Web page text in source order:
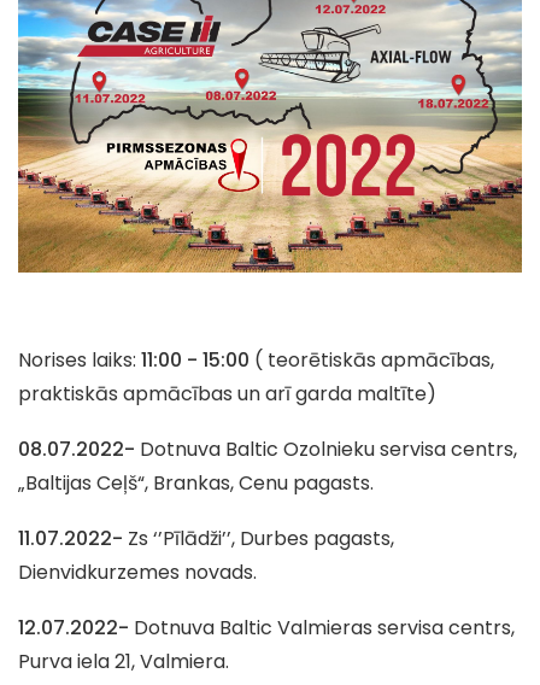
Norises laiks: 11:00 - 15:00 ( teorētiskās apmācības,
praktiskās apmācības un arī garda maltīte)
08.07.2022- Dotnuva Baltic Ozolnieku servisa centrs,
„Baltijas Ceļš“, Brankas, Cenu pagasts.
11.07.2022- Zs ‘’Pīlādži’’, Durbes pagasts,
Dienvidkurzemes novads.
12.07.2022- Dotnuva Baltic Valmieras servisa centrs,
Purva iela 21, Valmiera.